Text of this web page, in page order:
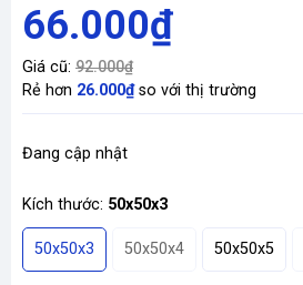
66.000₫
Giá cũ: 92.000₫
Rẻ hơn 26.000₫so với thị trường
Đang cập nhật
Kích thước: 50x50x3
50x50x3 50x50x4 50x50x5